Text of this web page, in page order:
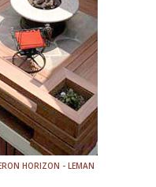
HORIZON - LEMAN